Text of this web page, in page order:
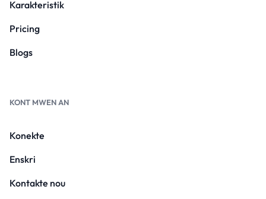
Karakteristik
Pricing
Blogs
KONT MWEN AN
Konekte
Enskri
Kontakte nou